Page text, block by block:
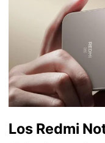
Los Redmi